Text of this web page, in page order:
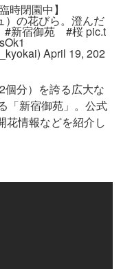
時閉園中】
）の花びら。澄んだ
#新宿御苑 #桜pic.t
April 19, 202
個分）を誇る広大な
「新宿御苑」。公式
花情報などを紹介し